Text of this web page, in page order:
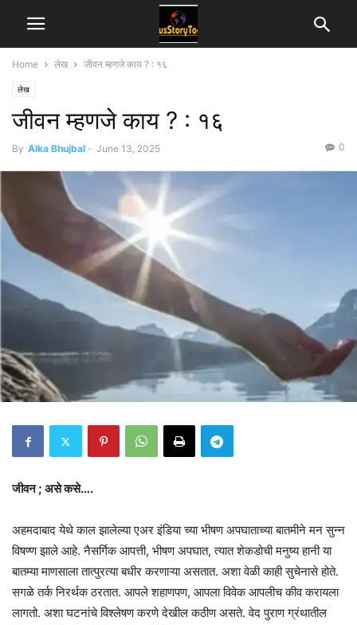
Home लेख जीवन म्हणजे काय ? : १६
लेख
जीवन म्हणजे काय ? : १६
By Alka Bhujbal - June 13, 2025 0
जीवन ; असे कसे….
अहमदाबाद येथे काल झालेल्या एअर इंडिया च्या भीषण अपघाताच्या बातमीने मन सुन्न
विषण्ण झाले आहे. नैसर्गिक आपत्ती, भीषण अपघात, त्यात शेकडोची मनुष्य हानी या
बातम्या माणसाला तात्पुरत्या बधीर करणाऱ्या असतात. अशा वेळी काही सुचेनासे होते.
सगळे तर्क निरर्थक ठरतात. आपले शहाणपण, आपला विवेक आपलीच कीव करायला
लागतो. अशा घटनांचे विश्लेषण करणे देखील कठीण असते. वेद पुराण ग्रंथातील